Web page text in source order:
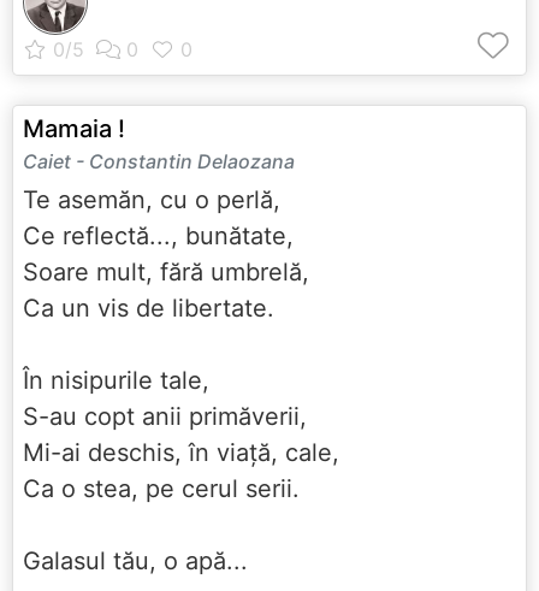
Mamaia !
Caiet - Constantin Delaozana
Te asemăn, cu o perlă,
Ce reflectă..., bunătate,
Soare mult, fără umbrelă,
Ca un vis de libertate.
În nisipurile tale,
S-au copt anii primăverii,
Mi-ai deschis, în viață, cale,
Ca o stea, pe cerul serii.
Galasul tău, o apă...